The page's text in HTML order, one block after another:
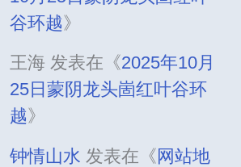
谷环越》
王海 发表在《2025年10月
25日蒙阴龙头崮红叶谷环
越》
钟情山水 发表在《网站地